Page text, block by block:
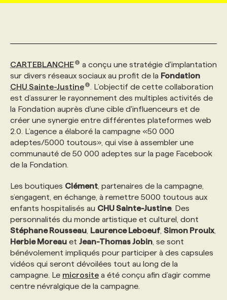
AFFAIRES DE L'INDUSTRIE
INITIATIVES NUMÉRIQUES
PRIX ET DISTINCTIONS
TENDANCES
WEB & MÉDIAS SOCIAUX
MARKETING DURABLE
GEO/SEO
ÉVÉNEMENTIEL
NOS AUTEUR‧RICES
INFOLETTRE PUBLICITÉ
ANNONCEZ AVEC NOUS
CONSULTER LA CVTHÈQUE
PROFIL ENTREPRISE
FAQ
ANNONCEZ AVEC NOUS
VOIR LES OFFRES
PROFIL CANDIDAT
ANNONCEZ AVEC NOUS
NOS FORMATIONS EN LIGNE
NOS PARCOURS DE FORMATIONS
FORMATIONS PERSONNALISÉES
NOS FORMATEUR‧RICES
POURQUOI CHOISIR NOS FORMATIONS
NOS TARIFS
PROGRAMMES DE SUBVENTIONS
FAQ
CHASSE DE TÊTE
SERVICE DE CHASSE DE TÊTE
NOS TARIFS
NOS EXPERTISES
FAQ
ANNONCEZ AVEC NOUS
CARTEBLANCHE
a conçu une stratégie d'implantation
sur divers réseaux sociaux au profit de la Fondation
CHU Sainte-Justine
. L’objectif de cette collaboration
est d’assurer le rayonnement des multiples activités de
la Fondation auprès d’une cible d'influenceurs et de
créer une synergie entre différentes plateformes web
2.0. L’agence a élaboré la campagne «50 000
adeptes/5000 toutous», qui vise à assembler une
communauté de 50 000 adeptes sur la page Facebook
de la Fondation.
Les boutiques Clément , partenaires de la campagne,
s’engagent, en échange, à remettre 5000 toutous aux
enfants hospitalisés au CHU Sainte-Justine. Des
personnalités du monde artistique et culturel, dont
Stéphane Rousseau Laurence Leboeuf Simon Proulx
Herbie Moreau et Jean-Thomas Jobin , se sont
bénévolement impliqués pour participer à des capsules
vidéos qui seront dévoilées tout au long de la
campagne. Le microsite a été conçu afin d’agir comme
centre névralgique de la campagne.